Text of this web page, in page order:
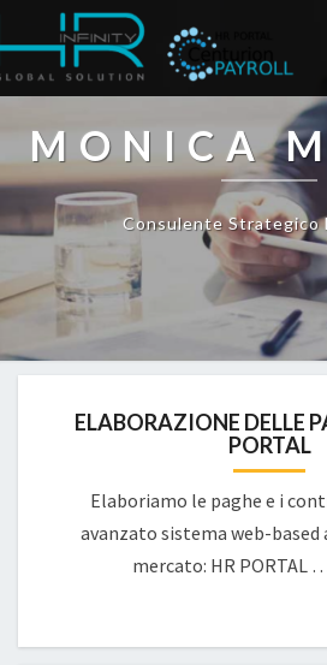
MONICA
Consulente Strategico
ELABORAZIONE DELLE
PORTAL
Elaboriamo le paghe e i
avanzato sistema web-
mercato: HR PORTAL